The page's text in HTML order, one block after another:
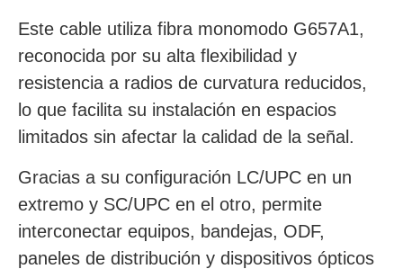
Este cable utiliza fibra monomodo G657A1,
reconocida por su alta flexibilidad y
resistencia a radios de curvatura reducidos,
lo que facilita su instalación en espacios
limitados sin afectar la calidad de la señal.
Gracias a su configuración LC/UPC en un
extremo y SC/UPC en el otro, permite
interconectar equipos, bandejas, ODF,
paneles de distribución y dispositivos ópticos